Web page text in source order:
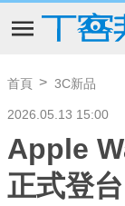
首頁 3C新品
2026.05.13 15:00
Apple
正式登